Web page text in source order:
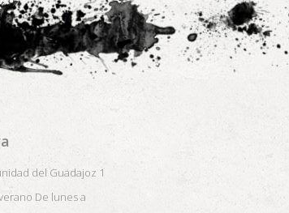
del Guadajoz 1
De lunes a